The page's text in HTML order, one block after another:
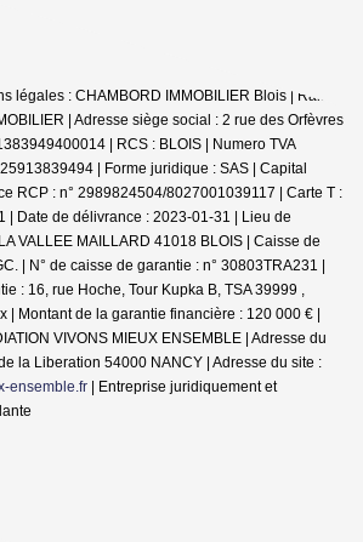
légales : CHAMBORD IMMOBILIER Blois | Raison
| Adresse siège social : 2 rue des Orfèvres
| RCS : BLOIS | Numero TVA
| Forme juridique : SAS | Capital
RCP : n° 2989824504/8027001039117 | Carte T :
| Date de délivrance : 2023-01-31 | Lieu de
VALLEE MAILLARD 41018 BLOIS | Caisse de
| N° de caisse de garantie : n° 30803TRA231 |
: 16, rue Hoche, Tour Kupka B, TSA 39999 ,
| Montant de la garantie financière : 120 000 € |
VIVONS MIEUX ENSEMBLE | Adresse du
la Liberation 54000 NANCY | Adresse du site :
ensemble.fr | Entreprise juridiquement et